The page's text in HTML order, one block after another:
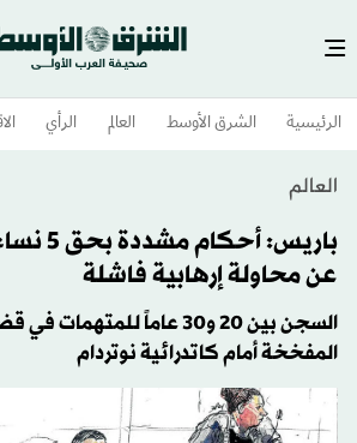
الرئيسية الشرق الأوسط​ العالم الرأي
العالم
باريس:
عن محاولة إرهابية فاشلة
السجن بين 20 و30 عاماً
المفخخة أمام كاتدرائية نوتردام